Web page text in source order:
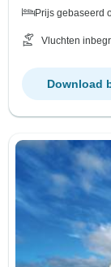
Prijs gebaseerd
Vluchten
Download